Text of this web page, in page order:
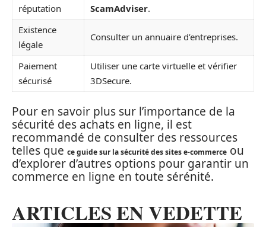
réputation
ScamAdviser.
Existence
légale
Consulter un annuaire d’entreprises.
Paiement
sécurisé
Utiliser une carte virtuelle et vérifier
3DSecure.
Pour en savoir plus sur l’importance de la
sécurité des achats en ligne, il est
recommandé de consulter des ressources
telles que ce guide sur la sécurité des sites e-commerce ou
d’explorer d’autres options pour garantir un
commerce en ligne en toute sérénité.
ARTICLES EN VEDETTE